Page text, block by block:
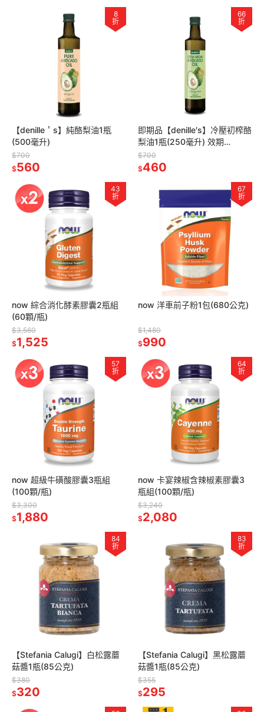
8
折
【denille＇s】純酪梨油1瓶
(500毫升)
$700
$560
66
折
即期品【denille′s】冷壓初榨酪
梨油1瓶(250毫升) 效期
2027/01
$700
$460
43
折
now 綜合消化酵素膠囊2瓶組
(60顆/瓶)
$3,560
$1,525
67
折
now 洋車前子粉1包(680公克)
$1,480
$990
57
折
now 超級牛磺酸膠囊3瓶組
(100顆/瓶)
$3,300
$1,880
64
折
now 卡宴辣椒含辣椒素膠囊3
瓶組(100顆/瓶)
$3,240
$2,080
84
折
【Stefania Calugi】白松露蘑
菇醬1瓶(85公克)
$380
$320
83
折
【Stefania Calugi】黑松露蘑
菇醬1瓶(85公克)
$355
$295